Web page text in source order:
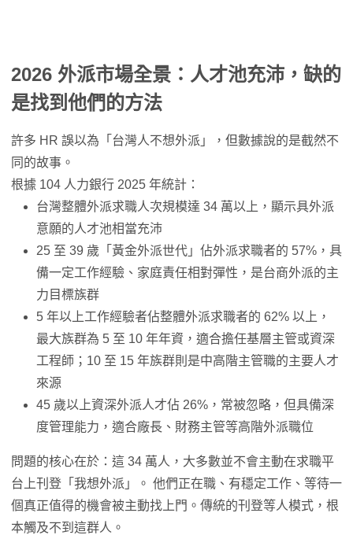
2026 外派市場全景：人才池充沛，缺的
是找到他們的方法
許多 HR 誤以為「台灣人不想外派」，但數據說的是截然不
同的故事。
根據 104 人力銀行 2025 年統計：
台灣整體外派求職人次規模達 34 萬以上，顯示具外派
意願的人才池相當充沛
25 至 39 歲「黃金外派世代」佔外派求職者的 57%，具
備一定工作經驗、家庭責任相對彈性，是台商外派的主
力目標族群
5 年以上工作經驗者佔整體外派求職者的 62% 以上，
最大族群為 5 至 10 年年資，適合擔任基層主管或資深
工程師；10 至 15 年族群則是中高階主管職的主要人才
來源
45 歲以上資深外派人才佔 26%，常被忽略，但具備深
度管理能力，適合廠長、財務主管等高階外派職位
問題的核心在於：這 34 萬人，大多數並不會主動在求職平
台上刊登「我想外派」。 他們正在職、有穩定工作、等待一
個真正值得的機會被主動找上門。傳統的刊登等人模式，根
本觸及不到這群人。